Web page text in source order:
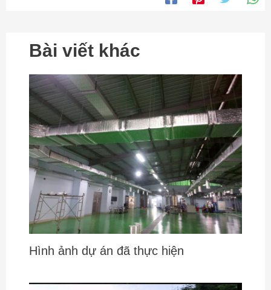
Bài viết khác
Hình ảnh dự án đã thực hiện